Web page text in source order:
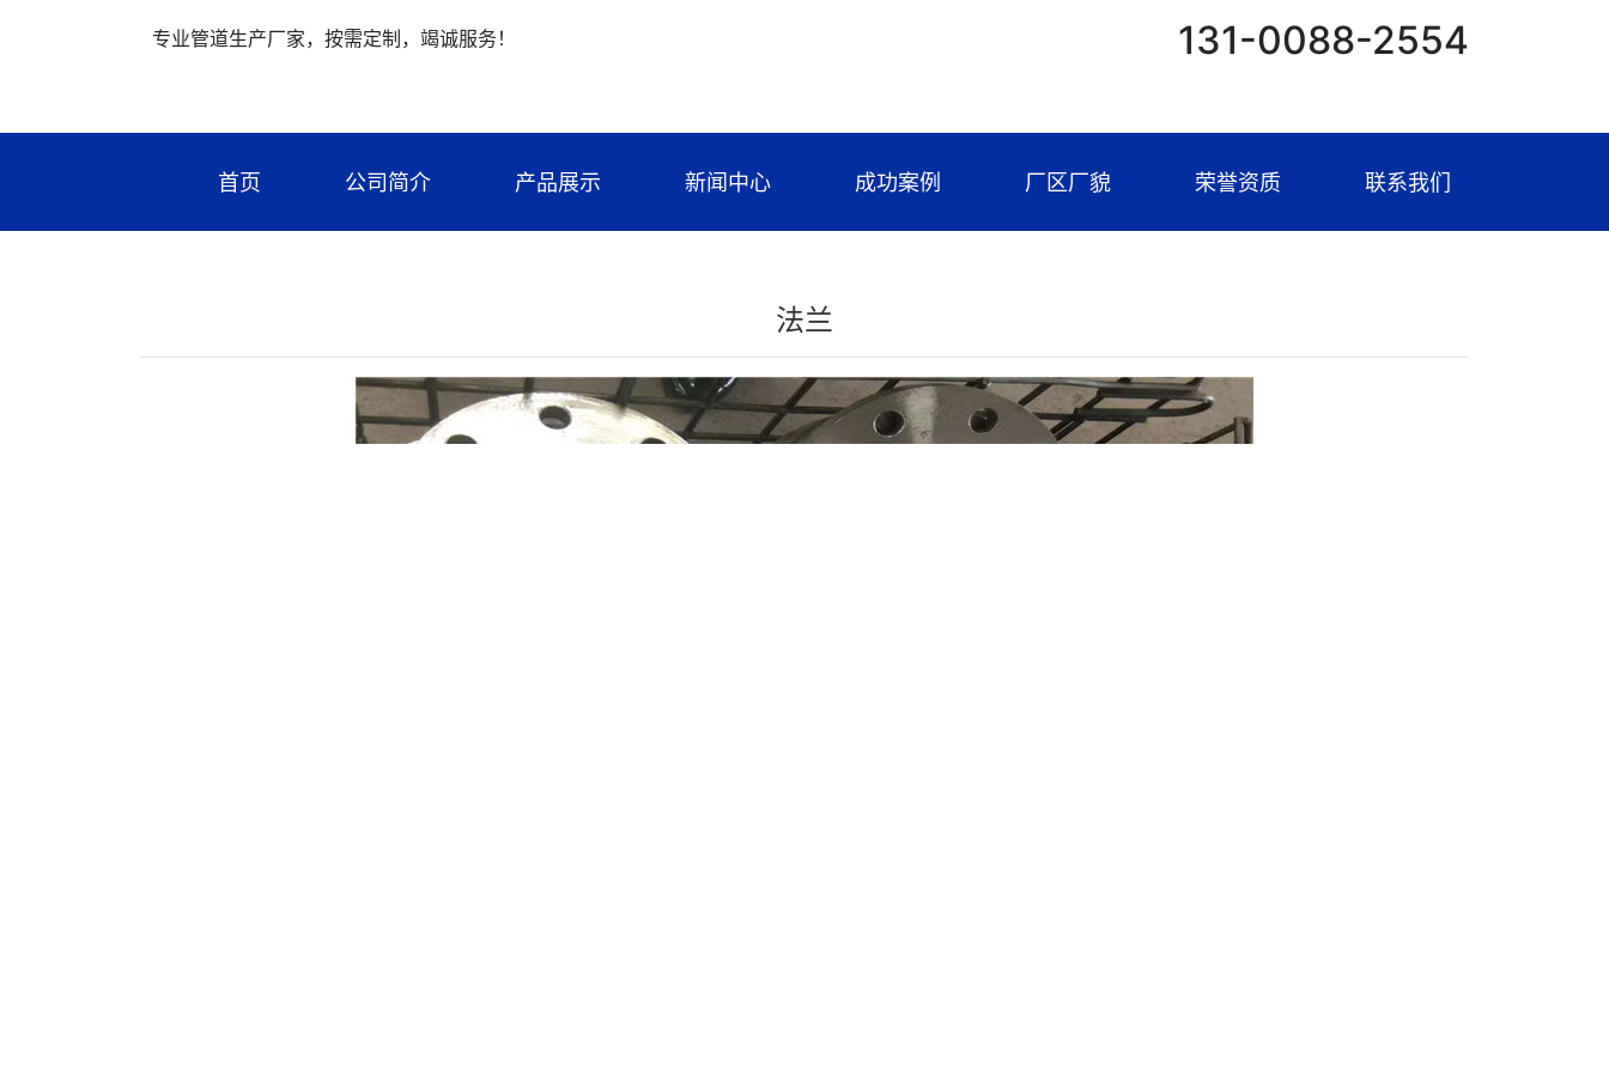
专业管道生产厂家，按需定制，竭诚服务！ 131-0088-2554
首页 公司简介 产品展示 新闻中心 成功案例 厂区厂貌 荣誉资质 联系我们
法兰